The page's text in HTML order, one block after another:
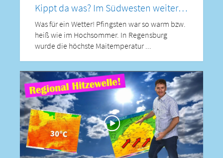
Kippt da was? Im Südwesten weiterhin heiß – zum Wochenende neue Warmluft! Spitzenwerte über 30°C
Was für ein Wetter! Pfingsten war so warm bzw.
heiß wie im Hochsommer. In Regensburg
wurde die höchste Maitemperatur ...